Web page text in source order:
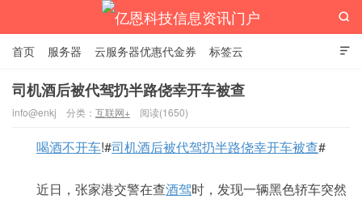

首页 服务器 云服务器优惠代金券 标签云

司机酒后被代驾扔半路侥幸开车被查
info@enkj 分类： 互联网+ 阅读(1650)
喝酒不开车!#司机酒后被代驾扔半路侥幸开车被查#
近日，张家港交警在查酒驾时，发现一辆黑色轿车突然